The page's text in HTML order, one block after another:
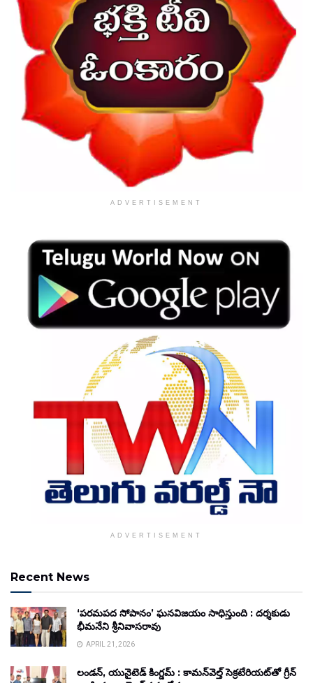
ADVERTISEMENT
ADVERTISEMENT
Recent News
‘పరమపద సోపానం’ ఘనవిజయం సాధిస్తుంది : దర్శకుడు
భీమనేని శ్రీనివాసరావు
APRIL 21, 2026
లండన్, యునైటెడ్ కింగ్డమ్ : కామన్‌వెల్త్ సెక్రటేరియట్‌తో గ్రీన్